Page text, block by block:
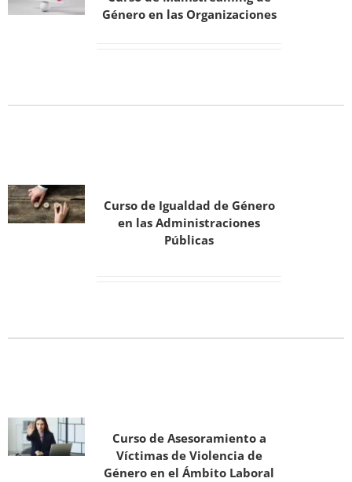
Género en las Organizaciones
Curso de Igualdad de Género
en las Administraciones
Públicas
Curso de Asesoramiento a
Víctimas de Violencia de
Género en el Ámbito Laboral